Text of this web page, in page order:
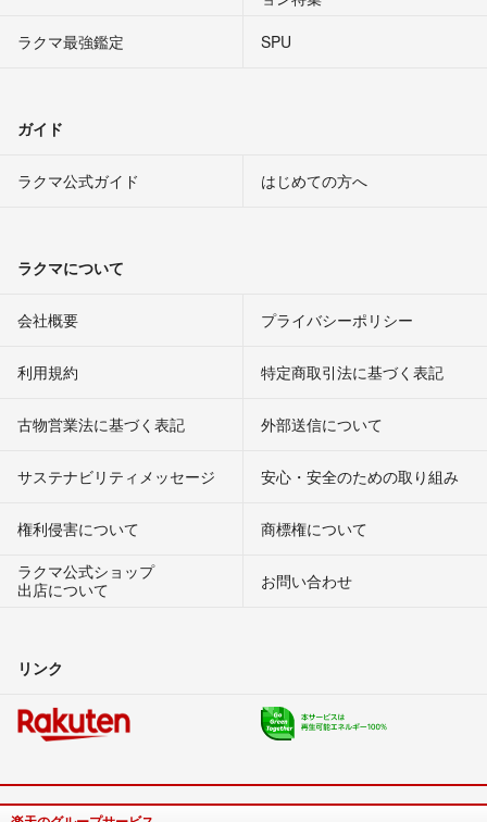
ラクマ最強鑑定
SPU
ガイド
ラクマ公式ガイド はじめての方へ
ラクマについて
会社概要 プライバシーポリシー
利用規約 特定商取引法に基づく表記
古物営業法に基づく表記 外部送信について
サステナビリティメッセージ 安心・安全のための取り組み
権利侵害について
商標権について
ラクマ公式ショップ
出店について
お問い合わせ
リンク